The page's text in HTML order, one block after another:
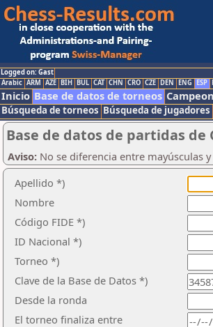
Logged on: Gast
Arabic ARM AZE BIH BUL CAT CHN CRO CZE DEN ENG ESP
Inicio Base de datos de torneos
Búsqueda de torneos Búsqueda de jugadores
Base de datos de partidas de
Aviso: No se diferencia entre mayúsculas
Apellido *)
Nombre
Código FIDE *)
ID Nacional *)
Torneo *)
Clave de la Base de Datos *)
Desde la ronda
El torneo finaliza entre